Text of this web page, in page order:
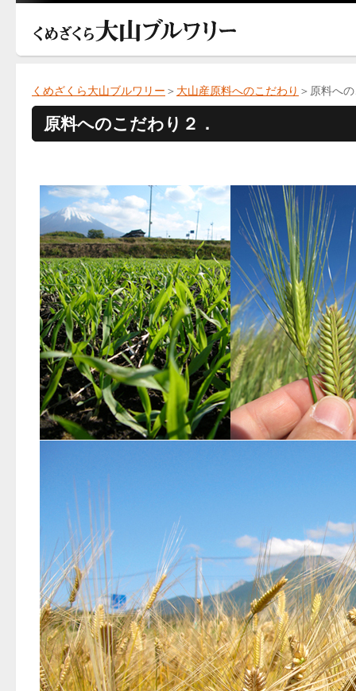
くめざくら大山ブルワリー ＞ 大山産原料へのこだわり ＞原料へ
原料へのこだわり２．